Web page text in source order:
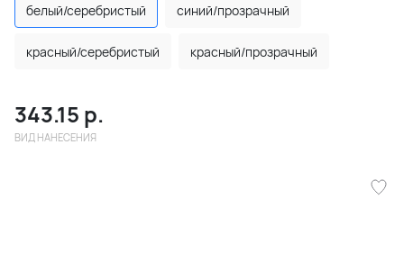
белый/серебристый синий/прозрачный
красный/серебристый красный/прозрачный
343.15 р.
ВИД НАНЕСЕНИЯ